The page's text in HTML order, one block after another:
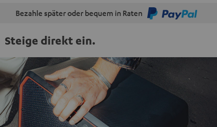
Bezahle später oder bequem in Raten
Steige direkt ein.